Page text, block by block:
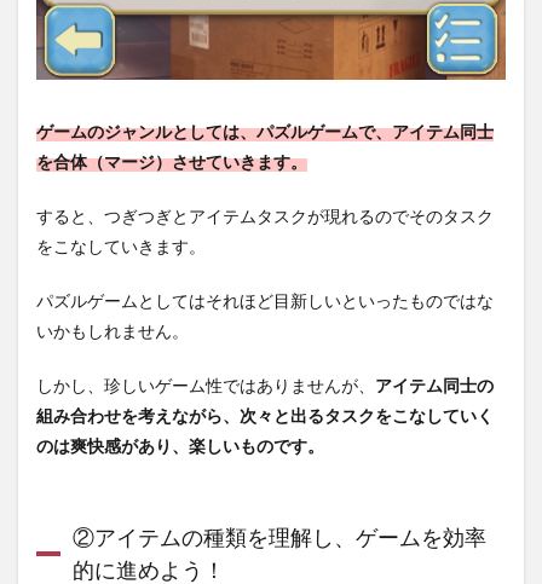
ゲームのジャンルとしては、パズルゲームで、アイテム同士
を合体（マージ）させていきます。
すると、つぎつぎとアイテムタスクが現れるのでそのタスク
をこなしていきます。
パズルゲームとしてはそれほど目新しいといったものではな
いかもしれません。
しかし、珍しいゲーム性ではありませんが、 アイテム同士の
組み合わせを考えながら、次々と出るタスクをこなしていく
のは爽快感があり、楽しいものです。
②アイテムの種類を理解し、ゲームを効率
的に進めよう！